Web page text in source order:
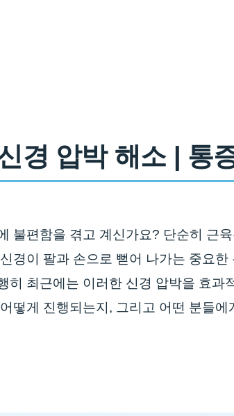
경 압박 해소 | 통
불편함을 겪고 계신가요? 단순히 근
이 팔과 손으로 뻗어 나가는 중요한
최근에는 이러한 신경 압박을 효과
떻게 진행되는지, 그리고 어떤 분들